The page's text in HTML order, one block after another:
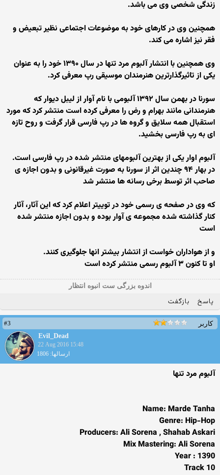
زندگی شخصی وی می باشد.
همچنین وی در کارهای خود به موضوعات اجتماعی نظیر تبعیض و
فقر نیز اشاره می کند.
وی همچنین با انتشار آلبوم مرد تنها در سال ۱۳۹۰ خود را به عنوان
یکی از تاثیرگذارترین هنرمندان موسیقی رپ معرفی کرد.
سورنا در بهمن سال ۱۳۹۲ آلبومی با نام آوار از لیبل دیوار که
هنرمندانی مانند بهرام و رض را معرفی کرده است منتشر کرد که مورد
استقبال همه سلایق و گروه ها در رپ فارسی قرار گرفت و روح تازه
ای به رپ فارسی بخشید.
آلبوم اوار یکی از بهترین آلبومهای منتشر شده در رپ فارسی است.
در بهار ۹۴ چندین اثر از سورنا به صورت غیرقانونی و بدون اجازه ی
صاحب اثر توسط برخی رسانه ها منتشر شد
که وی در صفحه ی رسمی خود در توییتر اعلام کرد که این آثار، آثار
کنار گذاشته شده مجموعه ی آوار بوده و بدون اجازه منتشر شده
است
و از هواداران خواست از انتشار بیشتر انها جلوگیری کنند.
او تا کنون ۳ آلبوم رسمی منتشر کرده است
اندوه بزرگی ست انبوه انتظار
پاسخ بازگفت
کاربر
#3
Evil_Dead
22 Aug 2016 15:48
ارسالها: 1806
آلبوم مرد تنها
Name: Marde Tanha
Genre: Hip-Hop
Producers: Ali Sorena , Shahab Askari
Mix Mastering: Ali Sorena
Year : 1390
10 Track